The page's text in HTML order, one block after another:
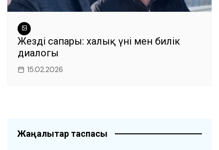
Жезді сапары: халық үні мен билік
диалогы
15.02.2026
Жаңалықтар таспасы